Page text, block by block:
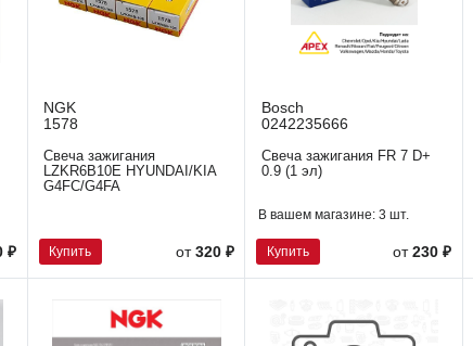
₽
NGK
1578
Свеча зажигания
LZKR6B10E HYUNDAI/KIA
G4FC/G4FA
Купить от 320 ₽
Bosch
0242235666
Свеча зажигания FR 7 D+
0.9 (1 эл)
В вашем магазине:3 шт.
Купить от230 ₽